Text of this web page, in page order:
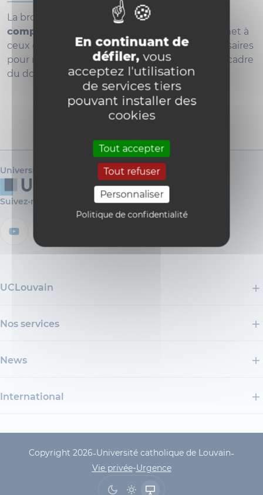
En continuant de
défiler,vous
acceptez l'utilisation
de services tiers
pouvant installer des
cookies
Tout accepter
Tout refuser
Personnaliser
Politique de confidentialité
La brochure
"Yes, I can ! Evaluer mes
compétences doctorales"
, permet à
ceux et celles qui le souhaitent les outils nécessaires
pour réaliser leur bilan de compétence dans le cadre
du doctorat.
Université catholique de Louvain
Suivez-nous
UCLouvain
Nos services
News
International
UCLouvain Footer
Copyright 2026-Université catholique de Louvain-
Vie privée-Urgence